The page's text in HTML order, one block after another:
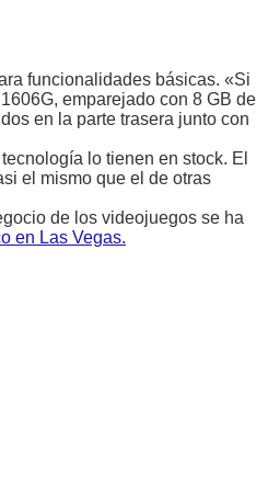
funcionalidades básicas. «Si
emparejado con 8 GB de
en la parte trasera junto con
lo tienen en stock. El
el mismo que el de otras
de los videojuegos se ha
en Las Vegas.